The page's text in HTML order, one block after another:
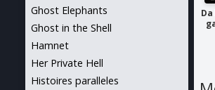
Ghost Elephants
Ghost in the Shell
Hamnet
Her Private Hell
Histoires paralleles